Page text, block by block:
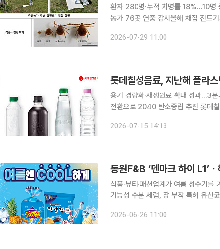
환자 280명·누적 치명률 18%…10명
농가 76곳 연중 감시올해 채집 진드기서
60세 이상이었고 텃밭과 농업·제초
2026-07-29 11:00
롯데칠성음료, 지난해 플
용기 경량화·재생원료 확대 성과…3
전환으로 2040 탄소중립 추진 롯데칠성음료가 플라스틱 사용량 감축과 온실가스 저감 등 환경·사
출량 약 3000t(톤)과 온실가스 약
2026-07-15 14:13
식품·뷰티·패션업계가 여름 성수기
기능성 수분 세럼, 장 부착 특허 유산
션' 5종을 출시했다. 얼리면 여름 디
2026-06-26 11:00